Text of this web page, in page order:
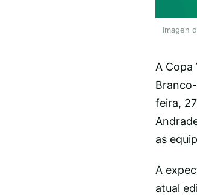
Imagen
A
feira,
as
A
atual